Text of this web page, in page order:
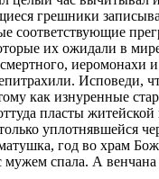
грешники
соответствующие
их ожидали в
иеромонахи
Исповеди,
как изнуренные
пласты
уплотнявшейся
год во храм
мужем спала. А